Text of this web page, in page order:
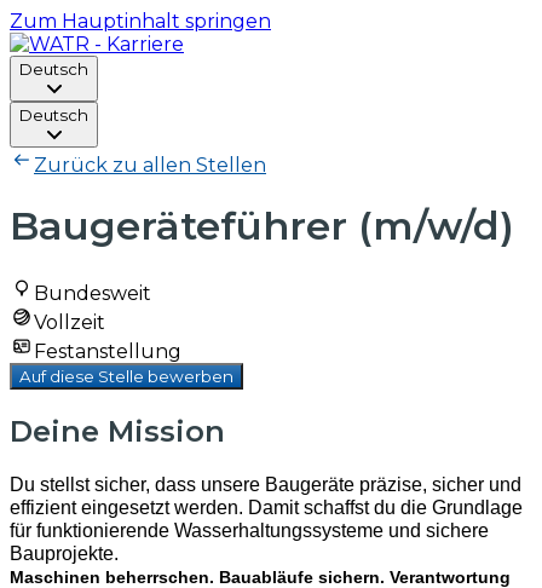
Zum Hauptinhalt springen
Deutsch
Deutsch
Zurück zu allen Stellen
Baugeräteführer (m/w/d)
Bundesweit
Vollzeit
Festanstellung
Auf diese Stelle bewerben
Deine Mission
Du stellst sicher, dass unsere Baugeräte präzise, sicher und
effizient eingesetzt werden. Damit schaffst du die Grundlage
für funktionierende Wasserhaltungssysteme und sichere
Bauprojekte.
Maschinen beherrschen. Bauabläufe sichern. Verantwortung